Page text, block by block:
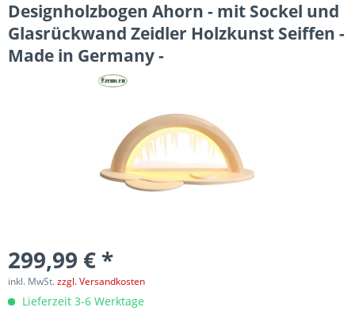
Designholzbogen Ahorn - mit Sockel und
Glasrückwand Zeidler Holzkunst Seiffen -
Made in Germany -
299,99 € *
inkl. MwSt.zzgl. Versandkosten
Lieferzeit 3-6 Werktage